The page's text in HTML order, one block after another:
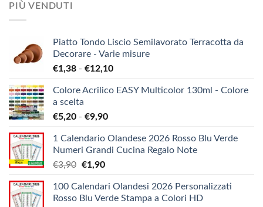
PIÙ VENDUTI
Piatto Tondo Liscio Semilavorato Terracotta da
Decorare - Varie misure
€1,38 - €12,10Fascia
prezzo:
€12,10
Colore Acrilico EASY Multicolor 130ml - Colore
a scelta
€5,20 - €9,90Fascia
prezzo:
da
€9,90
1 Calendario Olandese 2026 Rosso Blu Verde
Numeri Grandi Cucina Regalo Note
€3,90 Il
originale
era:
€1,90Il
attuale
è:
100 Calendari Olandesi 2026 Personalizzati
Rosso Blu Verde Stampa a Colori HD